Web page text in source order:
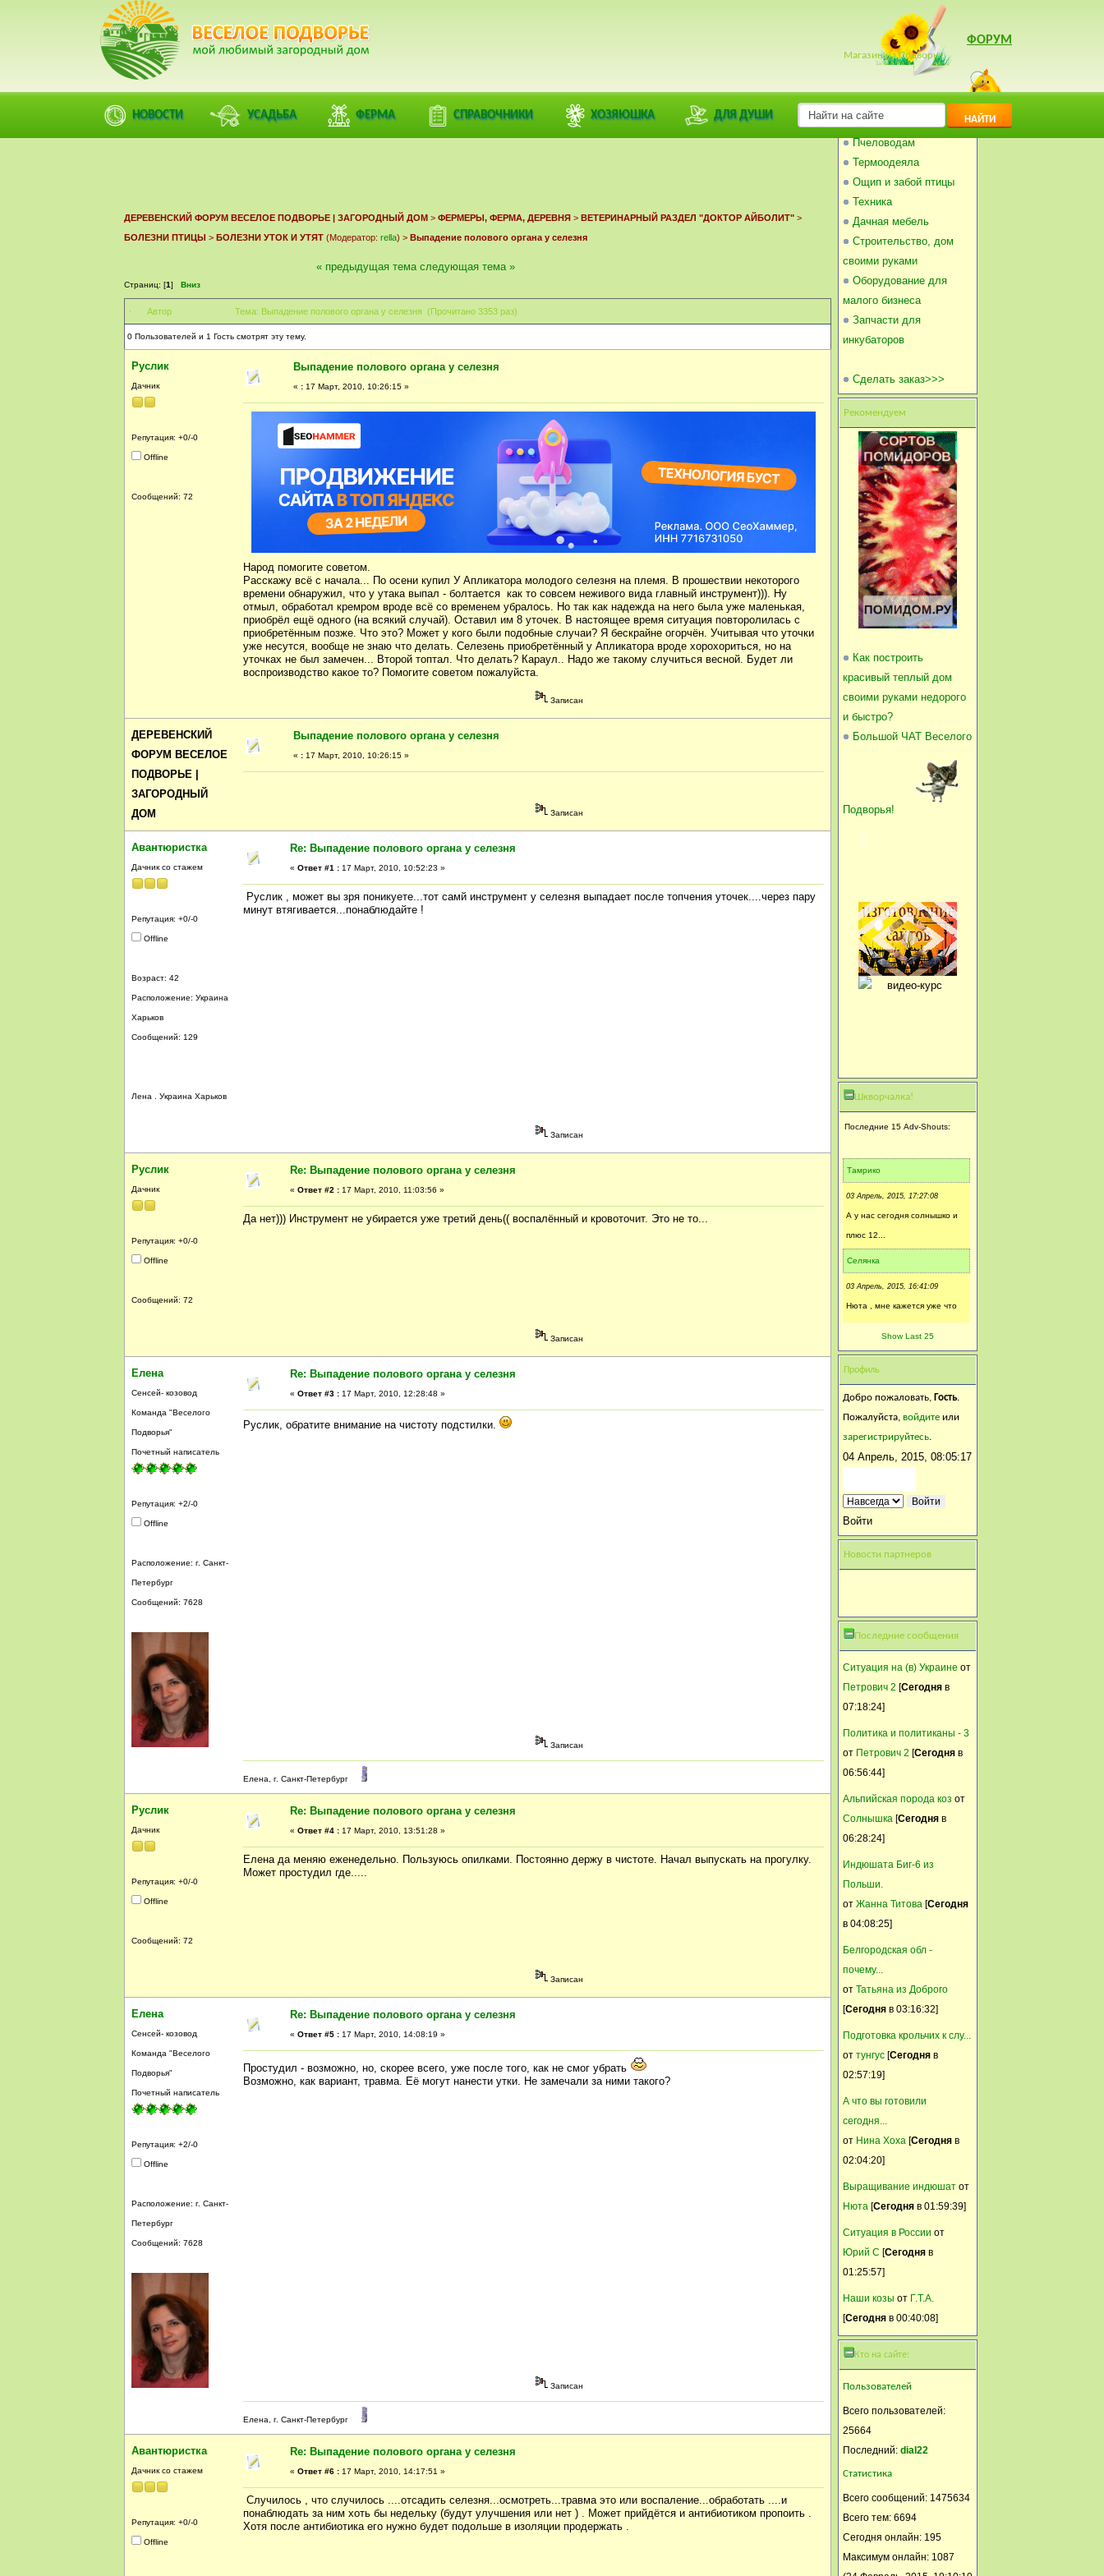
ФОРУМ
НОВОСТИ УСАДЬБА ФЕРМА СПРАВОЧНИКИ ХОЗЯЮШКА ДЛЯ ДУШИ НАЙТИ
ФОРУМ
ДЕРЕВЕНСКИЙ ФОРУМ ВЕСЕЛОЕ ПОДВОРЬЕ | ЗАГОРОДНЫЙ ДОМ > ФЕРМЕРЫ, ФЕРМА, ДЕРЕВНЯ > ВЕТЕРИНАРНЫЙ РАЗДЕЛ "ДОКТОР АЙБОЛИТ" >
БОЛЕЗНИ ПТИЦЫ > БОЛЕЗНИ УТОК И УТЯТ (Модератор: rella) > Выпадение полового органа у селезня
Страниц: [1] Вниз
« предыдущая тема следующая тема »
Автор Тема: Выпадение полового органа у селезня (Прочитано 3353 раз)
0 Пользователей и 1 Гость смотрят эту тему.
Руслик
Дачник
Репутация: +0/-0
Offline
Сообщений: 72
Выпадение полового органа у селезня
« : 17 Март, 2010, 10:26:15 »
Народ помогите советом.
Расскажу всё с начала... По осени купил У Апликатора молодого селезня на племя. В прошествии некоторого
времени обнаружил, что у утака выпал - болтается как то совсем неживого вида главный инструмент))). Ну
отмыл, обработал кремром вроде всё со временем убралось. Но так как надежда на него была уже маленькая,
приобрёл ещё одного (на всякий случай). Оставил им 8 уточек. В настоящее время ситуация повторолилась с
приобретённым позже. Что это? Может у кого были подобные случаи? Я бескрайне огорчён. Учитывая что уточки
уже несутся, вообще не знаю что делать. Селезень приобретённый у Апликатора вроде хорохориться, но на
уточках не был замечен... Второй топтал. Что делать? Караул.. Надо же такому случиться весной. Будет ли
воспроизводство какое то? Помогите советом пожалуйста.
Записан
ДЕРЕВЕНСКИЙ
ФОРУМ ВЕСЕЛОЕ
ПОДВОРЬЕ |
ЗАГОРОДНЫЙ
ДОМ
Выпадение полового органа у селезня
« : 17 Март, 2010, 10:26:15 »
Записан
Авантюристка
Дачник со стажем
Репутация: +0/-0
Offline
Возраст: 42
Расположение: Украина
Харьков
Сообщений: 129
Лена . Украина Харьков
Re: Выпадение полового органа у селезня
« Ответ #1 : 17 Март, 2010, 10:52:23 »
Руслик , может вы зря поникуете...тот самй инструмент у селезня выпадает после топчения уточек....через пару
минут втягивается...понаблюдайте !
Записан
Руслик
Дачник
Репутация: +0/-0
Offline
Сообщений: 72
Re: Выпадение полового органа у селезня
« Ответ #2 : 17 Март, 2010, 11:03:56 »
Да нет))) Инструмент не убирается уже третий день(( воспалённый и кровоточит. Это не то...
Записан
Елена
Сенсей- козовод
Команда "Веселого
Подворья"
Почетный написатель
Репутация: +2/-0
Offline
Расположение: г. Санкт-
Петербург
Сообщений: 7628
Re: Выпадение полового органа у селезня
« Ответ #3 : 17 Март, 2010, 12:28:48 »
Руслик, обратите внимание на чистоту подстилки.
Записан
Елена, г. Санкт-Петербург
Руслик
Дачник
Репутация: +0/-0
Offline
Сообщений: 72
Re: Выпадение полового органа у селезня
« Ответ #4 : 17 Март, 2010, 13:51:28 »
Елена да меняю еженедельно. Пользуюсь опилками. Постоянно держу в чистоте. Начал выпускать на прогулку.
Может простудил где.....
Записан
Елена
Сенсей- козовод
Команда "Веселого
Подворья"
Почетный написатель
Репутация: +2/-0
Offline
Расположение: г. Санкт-
Петербург
Сообщений: 7628
Re: Выпадение полового органа у селезня
« Ответ #5 : 17 Март, 2010, 14:08:19 »
Простудил - возможно, но, скорее всего, уже после того, как не смог убрать
Возможно, как вариант, травма. Её могут нанести утки. Не замечали за ними такого?
Записан
Елена, г. Санкт-Петербург
Авантюристка
Дачник со стажем
Репутация: +0/-0
Offline
Re: Выпадение полового органа у селезня
« Ответ #6 : 17 Март, 2010, 14:17:51 »
Случилось , что случилось ....отсадить селезня...осмотреть...травма это или воспаление...обработать ....и
понаблюдать за ним хоть бы недельку (будут улучшения или нет ) . Может прийдётся и антибиотиком пропоить .
Хотя после антибиотика его нужно будет подольше в изоляции продержать .
Магазин на Подворье
Инкубаторы
Балконные погребки
Пчеловодам
Термоодеяла
Ощип и забой птицы
Техника
Дачная мебель
Строительство, дом
своими руками
Оборудование для
малого бизнеса
Запчасти для
инкубаторов
Сделать заказ>>>
Рекомендуем
Как построить
красивый теплый дом
своими руками недорого
и быстро?
Большой ЧАТ Веселого
Подворья!
Шкворчалка!
Последние 15 Adv-Shouts:
Тамрико
03 Апрель, 2015, 17:27:08
А у нас сегодня солнышко и
плюс 12...
Селянка
03 Апрель, 2015, 16:41:09
Нюта , мне кажется уже что
тепло никогда не придёт ))))
Надюшка75
03 Апрель, 2015, 15:57:05
Пасмурно. Снег идёт. И тут
же тает.
Нюта
03 Апрель, 2015, 15:47:07
отдадут....поделись
03 Апрель, 2015, 11:39:13
немедленно!!!!
Svetik
02 Апрель, 2015, 20:29:56
Ой, спасибо!!!
Селянка
02 Апрель, 2015, 19:31:30
Светики Поздравляю !
тёзки!
01 Апрель, 2015, 13:53:46
апреля. Много планов.
01 Апрель, 2015, 13:38:43
Селянка
01 Апрель, 2015, 13:24:21
С ДНЁМ СМЕХА !
Камуфляж
Самый скучный праздник за
всю за всю жизнь. Погода
соответствует скуке.
Селянка
01 Апрель, 2015, 02:02:11
Светлана-СПб
31 Март, 2015, 18:55:40
Девы, тему в разделе
создайте.
Show Last 25
Профиль
Добро пожаловать, Гость.
Пожалуйста, войдите или
зарегистрируйтесь.
04 Апрель, 2015, 08:05:17
Войти
Новости партнеров
Последние сообщения
Ситуация на (в) Украине от
Петрович 2 [Сегодня в
07:18:24]
Политика и политиканы - 3
от Петрович 2 [Сегодня в
06:56:44]
Альпийская порода коз от
Cолнышка [Сегодня в
06:28:24]
Индюшата Биг-6 из
Польши.
от Жанна Титова [Сегодня
в 04:08:25]
Белгородская обл -
почему...
от Татьяна из Доброго
[Сегодня в 03:16:32]
Подготовка крольчих к слу...
от тунгус [Сегодня в
02:57:19]
А что вы готовили
сегодня...
от Нина Хоха [Сегодня в
02:04:20]
Выращивание индюшат от
Нюта [Сегодня в 01:59:39]
Ситуация в России от
Юрий С [Сегодня в
01:25:57]
Наши козы от Г.Т.А.
[Сегодня в 00:40:08]
Кто на сайте:
Пользователей
Всего пользователей:
25664
Последний: dial22
Статистика
Всего сообщений: 1475634
Всего тем: 6694
Сегодня онлайн: 195
Максимум онлайн: 1087